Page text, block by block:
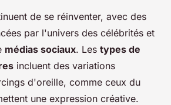
de se réinventer, avec des
par l'univers des célébrités et
médias sociaux. Les types de
incluent des variations
d'oreille, comme ceux du
une expression créative.